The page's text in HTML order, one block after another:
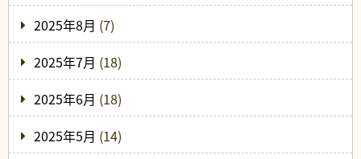
2025年8月 (7)
2025年7月 (18)
2025年6月 (18)
2025年5月 (14)